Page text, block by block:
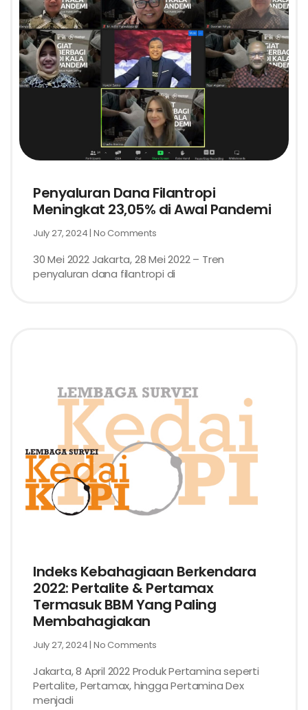
Penyaluran Dana Filantropi
Meningkat 23,05% di Awal Pandemi
July 27, 2024 No Comments
30 Mei 2022 Jakarta, 28 Mei 2022 – Tren
penyaluran dana filantropi di
Indeks Kebahagiaan Berkendara
2022: Pertalite & Pertamax
Termasuk BBM Yang Paling
Membahagiakan
July 27, 2024 No Comments
Jakarta, 8 April 2022 Produk Pertamina seperti
Pertalite, Pertamax, hingga Pertamina Dex
menjadi